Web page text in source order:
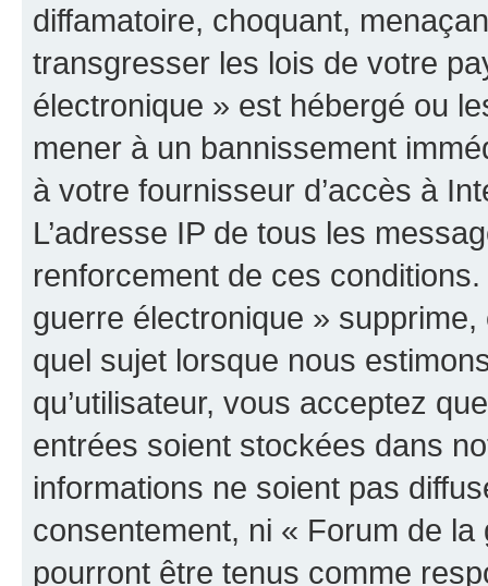
diffamatoire, choquant,
transgresser les lois de votre
électronique » est hébergé ou
mener à un bannissement
à votre fournisseur d’accès à
L’adresse IP de tous les
renforcement de ces
guerre électronique »
quel sujet lorsque nous
qu’utilisateur, vous acceptez
entrées soient stockées dans
informations ne soient pas
consentement, ni « Forum de
pourront être tenus comme